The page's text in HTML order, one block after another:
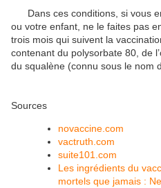
Dans ces conditions, si vous
ou votre enfant, ne le faites pas
trois mois qui suivent la
contenant du polysorbate 80, de
du squalène (connu sous le nom
Sources
novaccine.com
vactruth.com
suite101.com
Les ingrédients du
mortels que jamais :